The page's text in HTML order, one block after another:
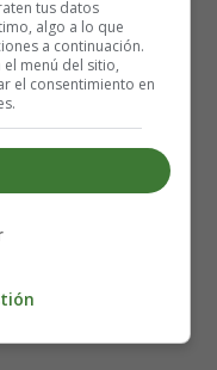
tus datos
algo a lo que
a continuación.
menú del sitio,
el consentimiento en